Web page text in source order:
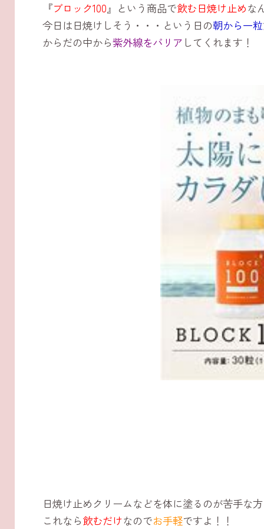
『ブロック100』という商品で飲む日焼け止めな
今日は日焼けしそう・・・という日の朝から一粒
からだの中から紫外線をバリア してくれます！
日焼け止めクリームなどを体に塗るのが苦手な
これなら飲むだけなのでお手軽ですよ！！